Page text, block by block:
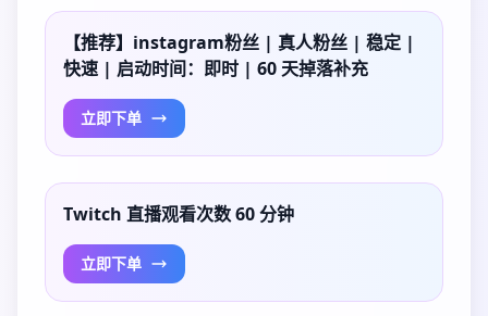
【推荐】instagram粉丝 | 真人粉丝 | 稳定 |
快速 | 启动时间：即时 | 60 天掉落补充
立即下单
Twitch 直播观看次数 60 分钟
立即下单